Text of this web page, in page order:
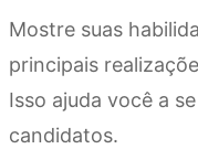
Mostre suas
principais
Isso ajuda você a
candidatos.